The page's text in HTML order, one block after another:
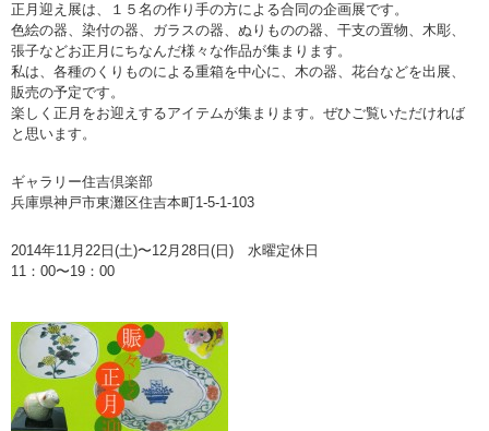
正月迎え展は、１５名の作り手の方による合同の企画展です。
色絵の器、染付の器、ガラスの器、ぬりものの器、干支の置物、木彫、
張子などお正月にちなんだ様々な作品が集まります。
私は、各種のくりものによる重箱を中心に、木の器、花台などを出展、
販売の予定です。
楽しく正月をお迎えするアイテムが集まります。ぜひご覧いただければ
と思います。
ギャラリー住吉倶楽部
兵庫県神戸市東灘区住吉本町1-5-1-103
2014年11月22日(土)〜12月28日(日) 水曜定休日
11：00〜19：00